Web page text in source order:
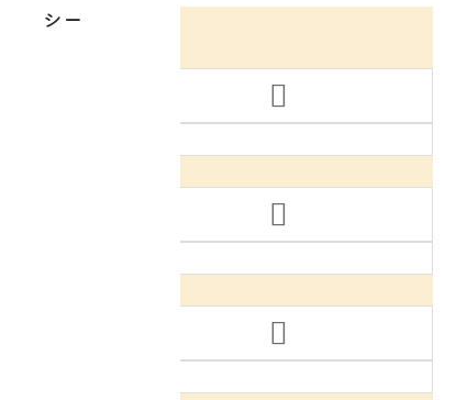
シー
お問い合わせ項目